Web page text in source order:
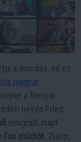
a mondás, és ez
magyar
a filmipar
nevén Fried
emigrált, majd
Fox stúdiót . Zukor,